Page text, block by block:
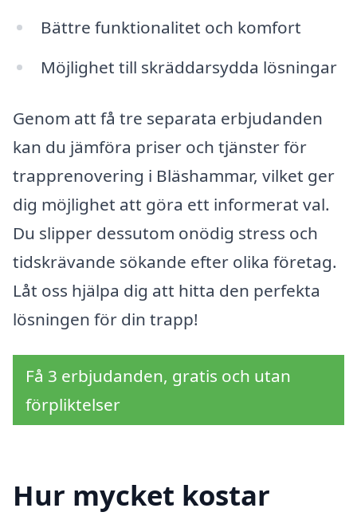
Bättre funktionalitet och komfort
Möjlighet till skräddarsydda lösningar
Genom att få tre separata erbjudanden
kan du jämföra priser och tjänster för
trapprenovering i Bläshammar, vilket ger
dig möjlighet att göra ett informerat val.
Du slipper dessutom onödig stress och
tidskrävande sökande efter olika företag.
Låt oss hjälpa dig att hitta den perfekta
lösningen för din trapp!
Få 3 erbjudanden, gratis och utan
förpliktelser
Hur mycket kostar